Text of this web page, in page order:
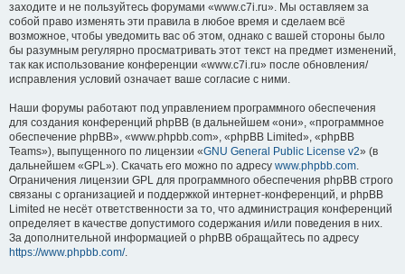
заходите и не пользуйтесь форумами «www.c7i.ru». Мы оставляем за
собой право изменять эти правила в любое время и сделаем всё
возможное, чтобы уведомить вас об этом, однако с вашей стороны было
бы разумным регулярно просматривать этот текст на предмет изменений,
так как использование конференции «www.c7i.ru» после обновления/
исправления условий означает ваше согласие с ними.
Наши форумы работают под управлением программного обеспечения
для создания конференций phpBB (в дальнейшем «они», «программное
обеспечение phpBB», «www.phpbb.com», «phpBB Limited», «phpBB
Teams»), выпущенного по лицензии «GNU General Public License v2» (в
дальнейшем «GPL»). Скачать его можно по адресу www.phpbb.com.
Ограничения лицензии GPL для программного обеспечения phpBB строго
связаны с организацией и поддержкой интернет-конференций, и phpBB
Limited не несёт ответственности за то, что администрация конференций
определяет в качестве допустимого содержания и/или поведения в них.
За дополнительной информацией о phpBB обращайтесь по адресу
https://www.phpbb.com/.